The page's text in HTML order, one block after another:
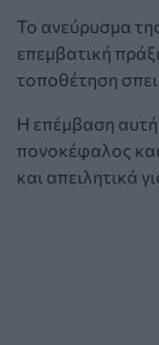
Το ανεύρυσμα
επεμβατική
τοποθέτηση
Η επέμβαση
πονοκέφαλος
και απειλητικά